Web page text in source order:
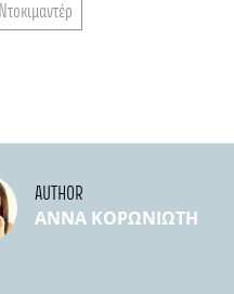
Ντοκιμαντέρ
AUTHOR
ΆΝΝΑ ΚΟΡΩΝΙΏΤΗ